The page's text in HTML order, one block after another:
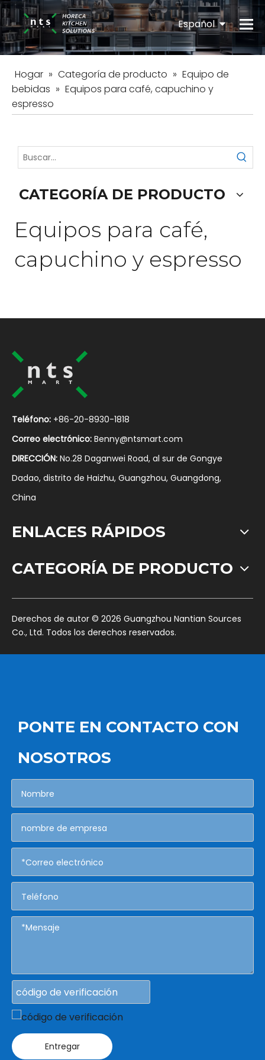
Español
English
Hogar » Categoría de producto » Equipo de
bebidas » Equipos para café, capuchino y
espresso
CATEGORÍA DE PRODUCTO
Equipos para café,
capuchino y espresso
Teléfono: +86-20-8930-1818
Correo electrónico: Benny@ntsmart.com
DIRECCIÓN: No.28 Daganwei Road, al sur de Gongye
Dadao, distrito de Haizhu, Guangzhou, Guangdong,
China
ENLACES RÁPIDOS
CATEGORÍA DE PRODUCTO
​Derechos de autor © 2026 Guangzhou Nantian Sources
Co., Ltd. Todos los derechos reservados.
PONTE EN CONTACTO CON
NOSOTROS
Entregar